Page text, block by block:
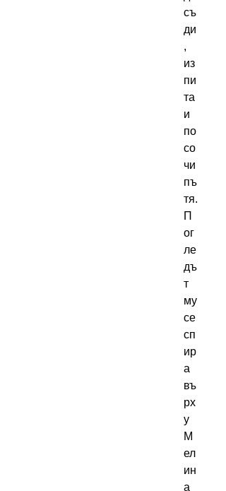
съ
ди
,
из
пи
та
и
по
со
чи
пъ
тя.
П
ог
ле
дъ
т
му
се
сп
ир
а
въ
рх
у
М
ел
ин
а